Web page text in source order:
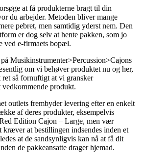
at få produkterne bragt til din
du arbejder. Metoden bliver mange
pebret, men samtidig yderst nem. Den
er dog selv at hente pakken, som jo
ved e-firmaets bopæl.
Musikinstrumenter>Percussion>Cajons
om vi behøver produktet nu og her,
ret så fornuftigt at vi gransker
produkt.
outlets frembyder levering efter en enkelt
af deres produkter, eksempelvis
Edition Cajon – Large, men vær
kræver at bestillingen indsendes inden et
at de sandsynligvis kan nå at få dit
de pakkeansatte drager hjemad.